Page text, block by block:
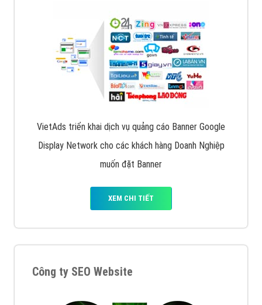
VietAds cùng bạn tìm hiểu về các hình thức
quảng cáo facebook hiện nay.
XEM CHI TIẾT